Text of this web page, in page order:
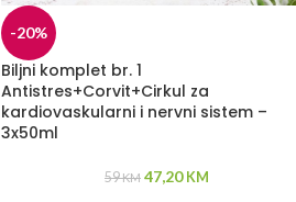
-20%
Biljni komplet br. 1
Antistres+Corvit+Cirkul za
kardiovaskularni i nervni sistem –
3x50ml
59KM 47,20 KM